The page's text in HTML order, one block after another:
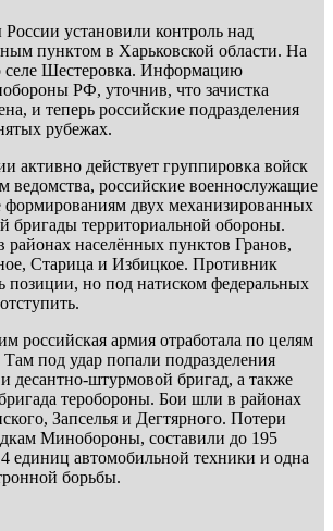
установили контроль над
пунктом в Харьковской области. На
селе Шестеровка. Информацию
РФ, уточнив, что зачистка
и теперь российские подразделения
рубежах.
активно действует группировка войск
ведомства, российские военнослужащие
формированиям двух механизированных
бригады территориальной обороны.
районах населённых пунктов Гранов,
Старица и Избицкое. Противник
позиции, но под натиском федеральных
российская армия отработала по целям
под удар попали подразделения
десантно-штурмовой бригад, а также
теробороны. Бои шли в районах
Запселья и Дегтярного. Потери
Минобороны, составили до 195
единиц автомобильной техники и одна
борьбы.